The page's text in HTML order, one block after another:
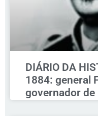
DIÁRIO DA
1884: general
governador